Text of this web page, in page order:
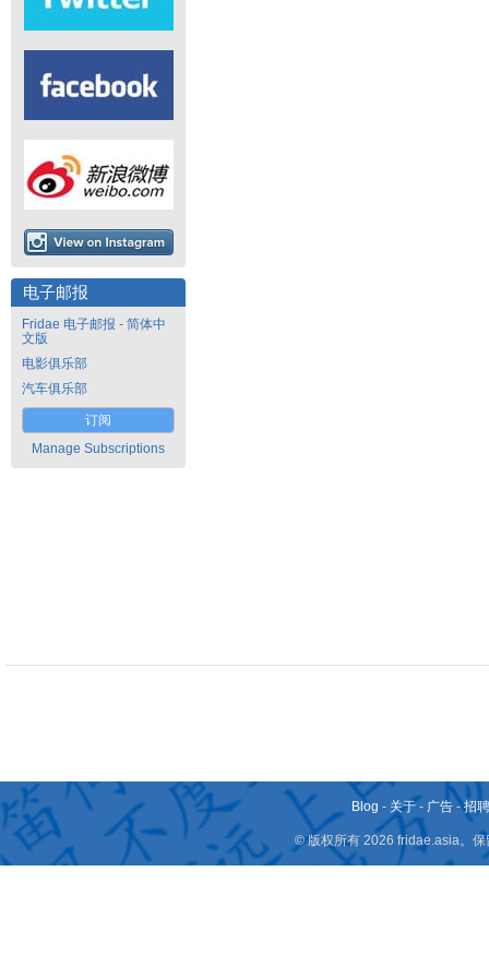
电子邮报
Fridae 电子邮报 - 简体中
文版
电影俱乐部
汽车俱乐部
订阅
Manage Subscriptions
Blog - 关于 - 广告 -招
© 版权所有 2026 fridae.asia。